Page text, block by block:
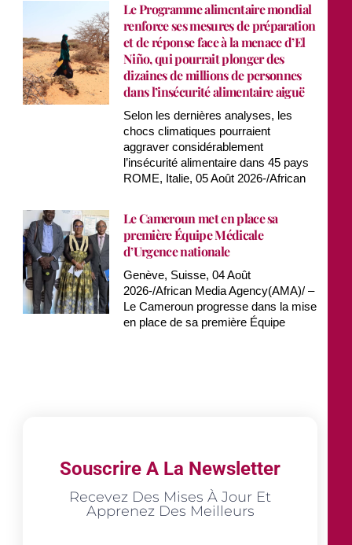
Le Programme alimentaire mondial
renforce ses mesures de préparation
et de réponse face à la menace d’El
Niño, qui pourrait plonger des
dizaines de millions de personnes
dans l’insécurité alimentaire aiguë
Selon les dernières analyses, les
chocs climatiques pourraient
aggraver considérablement
l’insécurité alimentaire dans 45 pays
ROME, Italie, 05 Août 2026-/African
Le Cameroun met en place sa
première Équipe Médicale
d’Urgence nationale
Genève, Suisse, 04 Août
2026-/African Media Agency(AMA)/ –
Le Cameroun progresse dans la mise
en place de sa première Équipe
Souscrire A La Newsletter
Recevez Des Mises À Jour Et
Apprenez Des Meilleurs